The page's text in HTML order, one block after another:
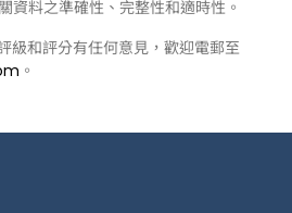
資料之準確性、完整性和適時性。
級和評分有任何意見，歡迎電郵至
。